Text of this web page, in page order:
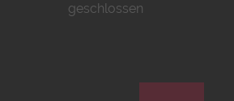
geschlossen